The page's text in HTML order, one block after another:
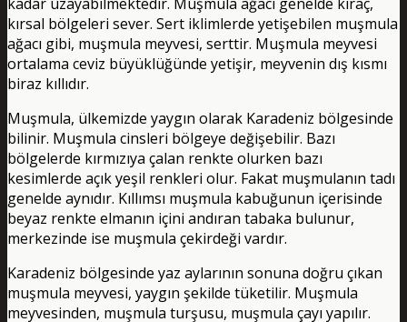
kırsal bölgeleri sever. Sert iklimlerde yetişebilen muşmula
ağacı gibi, muşmula meyvesi, serttir. Muşmula meyvesi
ortalama ceviz büyüklüğünde yetişir, meyvenin dış kısmı
biraz kıllıdır.
Muşmula, ülkemizde yaygın olarak Karadeniz bölgesinde
bilinir. Muşmula cinsleri bölgeye değişebilir. Bazı
bölgelerde kırmızıya çalan renkte olurken bazı
kesimlerde açık yeşil renkleri olur. Fakat muşmulanın tadı
genelde aynıdır. Kıllımsı muşmula kabuğunun içerisinde
beyaz renkte elmanın içini andıran tabaka bulunur,
merkezinde ise muşmula çekirdeği vardır.
Karadeniz bölgesinde yaz aylarının sonuna doğru çıkan
muşmula meyvesi, yaygın şekilde tüketilir. Muşmula
meyvesinden, muşmula turşusu, muşmula çayı yapılır.